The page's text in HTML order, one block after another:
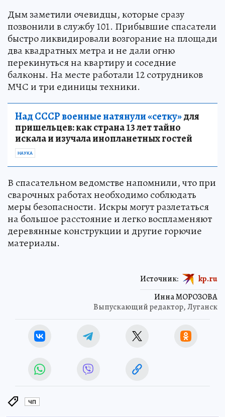
Дым заметили очевидцы, которые сразу
позвонили в службу 101. Прибывшие спасатели
быстро ликвидировали возгорание на площади
два квадратных метра и не дали огню
перекинуться на квартиру и соседние
балконы. На месте работали 12 сотрудников
МЧС и три единицы техники.
Над СССР военные натянули «сетку»для
пришельцев: как страна 13 лет тайно
искала и изучала инопланетных гостей
НАУКА
В спасательном ведомстве напомнили, что при
сварочных работах необходимо соблюдать
меры безопасности. Искры могут разлетаться
на большое расстояние и легко воспламеняют
деревянные конструкции и другие горючие
материалы.
Инна МОРОЗОВА
Выпускающий редактор, Луганск
Источник: kp.ru
ЧП